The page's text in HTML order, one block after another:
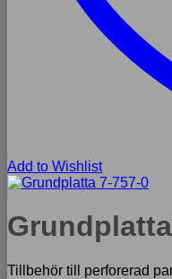
Add to Wishlist
Tillbehör till perforerad